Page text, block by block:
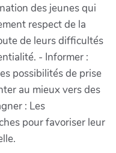
des jeunes qui
respect de la
de leurs difficultés
- Informer :
possibilités de prise
au mieux vers des
: Les
pour favoriser leur